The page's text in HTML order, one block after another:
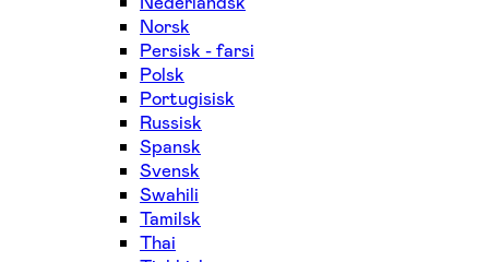
Norsk
Persisk - farsi
Polsk
Portugisisk
Russisk
Spansk
Svensk
Swahili
Tamilsk
Thai